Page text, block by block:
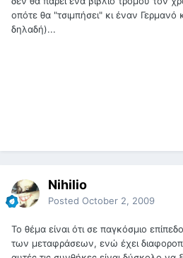
οπότε θα "τσιμπήσει" κι έναν Γερμανό
δηλαδή)...
Nihilio
Posted October 2, 2009
Το θέμα είναι ότι σε παγκόσμιο
των μεταφράσεων, ενώ έχει